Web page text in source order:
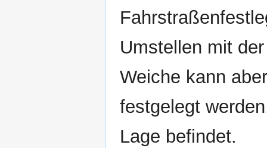
Umstellen mit
Weiche kann
festgelegt
Lage befindet.